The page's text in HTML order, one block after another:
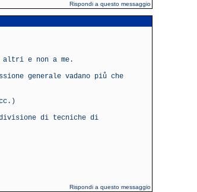
Rispondi a questo messaggio
altri e non a me.
generale vadano piů che
di tecniche di
Rispondi a questo messaggio